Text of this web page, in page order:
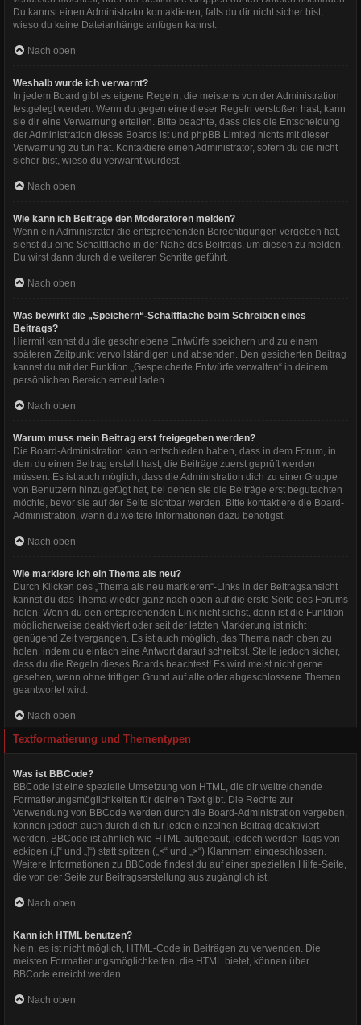
Du kannst einen Administrator kontaktieren, falls du dir nicht sicher bist,
wieso du keine Dateianhänge anfügen kannst.
Nach oben
Weshalb wurde ich verwarnt?
In jedem Board gibt es eigene Regeln, die meistens von der Administration
festgelegt werden. Wenn du gegen eine dieser Regeln verstoßen hast, kann
sie dir eine Verwarnung erteilen. Bitte beachte, dass dies die Entscheidung
der Administration dieses Boards ist und phpBB Limited nichts mit dieser
Verwarnung zu tun hat. Kontaktiere einen Administrator, sofern du die nicht
sicher bist, wieso du verwarnt wurdest.
Nach oben
Wie kann ich Beiträge den Moderatoren melden?
Wenn ein Administrator die entsprechenden Berechtigungen vergeben hat,
siehst du eine Schaltfläche in der Nähe des Beitrags, um diesen zu melden.
Du wirst dann durch die weiteren Schritte geführt.
Nach oben
Was bewirkt die „Speichern“-Schaltfläche beim Schreiben eines
Beitrags?
Hiermit kannst du die geschriebene Entwürfe speichern und zu einem
späteren Zeitpunkt vervollständigen und absenden. Den gesicherten Beitrag
kannst du mit der Funktion „Gespeicherte Entwürfe verwalten“ in deinem
persönlichen Bereich erneut laden.
Nach oben
Warum muss mein Beitrag erst freigegeben werden?
Die Board-Administration kann entschieden haben, dass in dem Forum, in
dem du einen Beitrag erstellt hast, die Beiträge zuerst geprüft werden
müssen. Es ist auch möglich, dass die Administration dich zu einer Gruppe
von Benutzern hinzugefügt hat, bei denen sie die Beiträge erst begutachten
möchte, bevor sie auf der Seite sichtbar werden. Bitte kontaktiere die Board-
Administration, wenn du weitere Informationen dazu benötigst.
Nach oben
Wie markiere ich ein Thema als neu?
Durch Klicken des „Thema als neu markieren“-Links in der Beitragsansicht
kannst du das Thema wieder ganz nach oben auf die erste Seite des Forums
holen. Wenn du den entsprechenden Link nicht siehst, dann ist die Funktion
möglicherweise deaktiviert oder seit der letzten Markierung ist nicht
genügend Zeit vergangen. Es ist auch möglich, das Thema nach oben zu
holen, indem du einfach eine Antwort darauf schreibst. Stelle jedoch sicher,
dass du die Regeln dieses Boards beachtest! Es wird meist nicht gerne
gesehen, wenn ohne triftigen Grund auf alte oder abgeschlossene Themen
geantwortet wird.
Nach oben
Textformatierung und Thementypen
Was ist BBCode?
BBCode ist eine spezielle Umsetzung von HTML, die dir weitreichende
Formatierungsmöglichkeiten für deinen Text gibt. Die Rechte zur
Verwendung von BBCode werden durch die Board-Administration vergeben,
können jedoch auch durch dich für jeden einzelnen Beitrag deaktiviert
werden. BBCode ist ähnlich wie HTML aufgebaut, jedoch werden Tags von
eckigen („[“ und „]“) statt spitzen („<“ und „>“) Klammern eingeschlossen.
Weitere Informationen zu BBCode findest du auf einer speziellen Hilfe-Seite,
die von der Seite zur Beitragserstellung aus zugänglich ist.
Nach oben
Kann ich HTML benutzen?
Nein, es ist nicht möglich, HTML-Code in Beiträgen zu verwenden. Die
meisten Formatierungsmöglichkeiten, die HTML bietet, können über
BBCode erreicht werden.
Nach oben